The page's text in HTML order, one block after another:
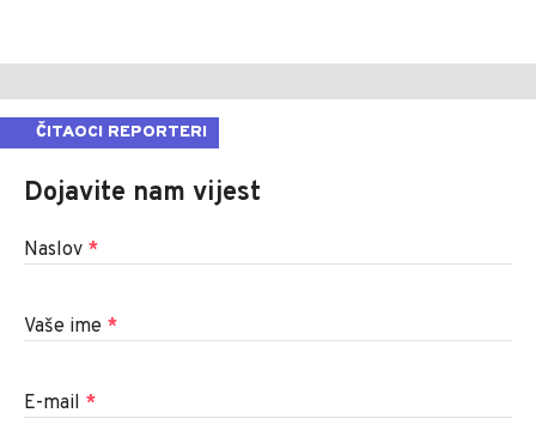
ČITAOCI REPORTERI
Dojavite nam vijest
Naslov *
Vaše ime *
E-mail *